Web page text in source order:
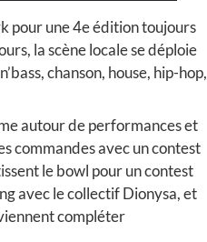
pour une 4e édition toujours
la scène locale se déploie
chanson, house, hip-hop,
autour de performances et
commandes avec un contest
le bowl pour un contest
avec le collectif Dionysa, et
compléter